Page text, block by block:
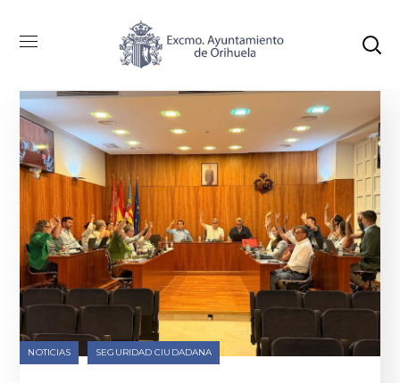
Categoría: Seguridad Ciudadana
NOTICIAS SEGURIDAD CIUDADANA